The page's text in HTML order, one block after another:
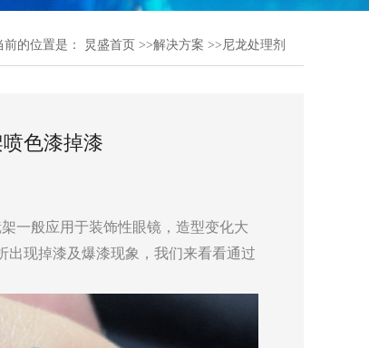
前的位置是： 炅盛首页 >>解决方案 >>尼龙处理剂
色漆掉漆
一般应用于装饰性眼镜，造型变化大
出现掉漆及爆漆现象，我们来看看通过